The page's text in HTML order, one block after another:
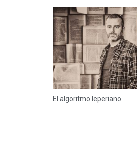
El algoritmo leperiano